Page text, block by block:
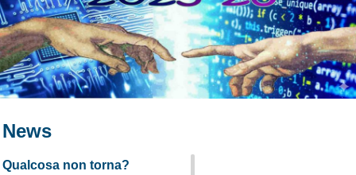
News
Qualcosa non torna?